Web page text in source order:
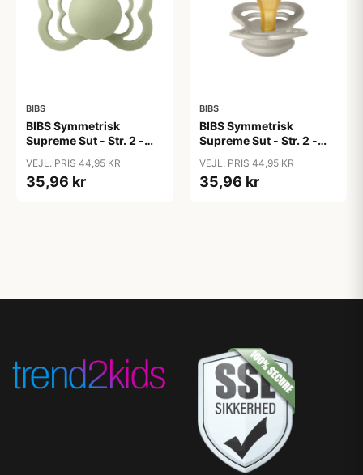
BIBS
BIBS Symmetrisk
Supreme Sut - Str. 2 -
VEJL. PRIS 44,95 KR
35,96 kr
BIBS
BIBS Symmetrisk
Supreme Sut - Str. 2 -
VEJL. PRIS 44,95 KR
35,96 kr